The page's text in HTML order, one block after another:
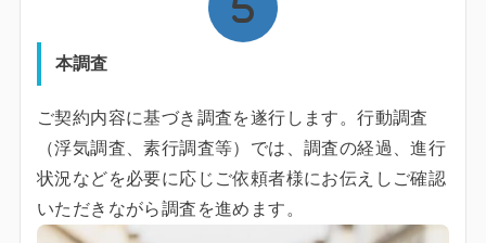
本調査
ご契約内容に基づき調査を遂行します。行動調査
（浮気調査、素行調査等）では、調査の経過、進行
状況などを必要に応じご依頼者様にお伝えしご確認
いただきながら調査を進めます。